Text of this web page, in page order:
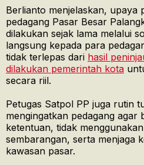
Berlianto menjelaskan, upaya
pedagang Pasar Besar
dilakukan sejak lama melalui
langsung kepada para
tidak terlepas dari hasil
dilakukan pemerintah kota
secara riil.
Petugas Satpol PP juga rutin
mengingatkan pedagang agar
ketentuan, tidak
sembarangan, serta menjaga
kawasan pasar.